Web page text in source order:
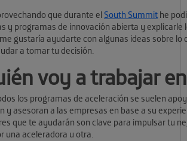
que durante el South Summit he
y programas de innovación abierta y explicarle
gustaría ayudarte con algunas ideas sobre lo
a tomar tu decisión.
voy a trabajar
los programas de aceleración se suelen
y asesoran a las empresas en base a su
que te ayudarán son clave para impulsar tu
una aceleradora u otra.